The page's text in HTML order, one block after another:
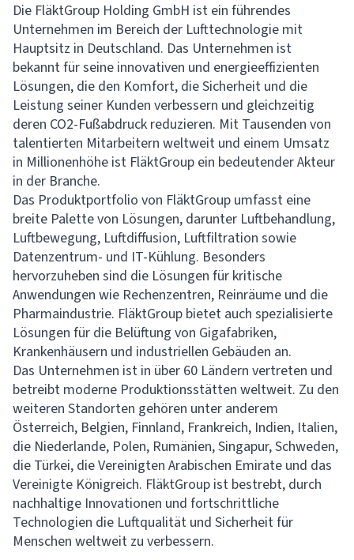
Die FläktGroup Holding GmbH ist ein führendes
Unternehmen im Bereich der Lufttechnologie mit
Hauptsitz in Deutschland. Das Unternehmen ist
bekannt für seine innovativen und energieeffizienten
Lösungen, die den Komfort, die Sicherheit und die
Leistung seiner Kunden verbessern und gleichzeitig
deren CO2-Fußabdruck reduzieren. Mit Tausenden von
talentierten Mitarbeitern weltweit und einem Umsatz
in Millionenhöhe ist FläktGroup ein bedeutender Akteur
in der Branche.
Das Produktportfolio von FläktGroup umfasst eine
breite Palette von Lösungen, darunter Luftbehandlung,
Luftbewegung, Luftdiffusion, Luftfiltration sowie
Datenzentrum- und IT-Kühlung. Besonders
hervorzuheben sind die Lösungen für kritische
Anwendungen wie Rechenzentren, Reinräume und die
Pharmaindustrie. FläktGroup bietet auch spezialisierte
Lösungen für die Belüftung von Gigafabriken,
Krankenhäusern und industriellen Gebäuden an.
Das Unternehmen ist in über 60 Ländern vertreten und
betreibt moderne Produktionsstätten weltweit. Zu den
weiteren Standorten gehören unter anderem
Österreich, Belgien, Finnland, Frankreich, Indien, Italien,
die Niederlande, Polen, Rumänien, Singapur, Schweden,
die Türkei, die Vereinigten Arabischen Emirate und das
Vereinigte Königreich. FläktGroup ist bestrebt, durch
nachhaltige Innovationen und fortschrittliche
Technologien die Luftqualität und Sicherheit für
Menschen weltweit zu verbessern.